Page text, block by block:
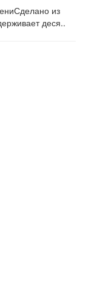
из
деся..